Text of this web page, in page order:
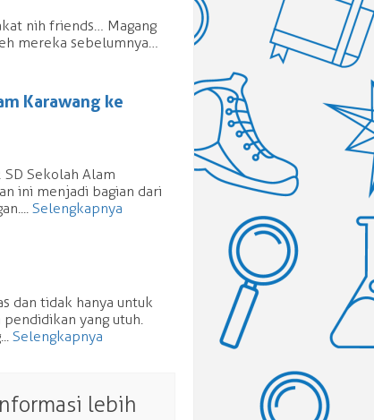
nih friends… Magang
mereka sebelumnya…
Karawang ke
Sekolah Alam
ini menjadi bagian dari
Selengkapnya
dan tidak hanya untuk
yang utuh.
Selengkapnya
lebih